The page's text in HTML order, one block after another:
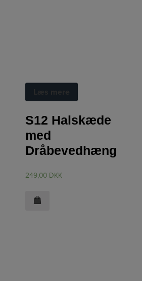
Halskæde
S12 Halskæde
med
Dråbevedhæng
249,00 DKK